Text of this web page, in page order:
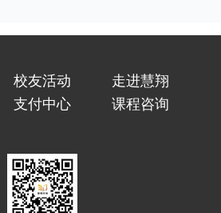
校友活动
走进慧翔
支付中心
课程咨询